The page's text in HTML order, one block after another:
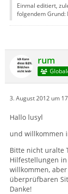
Einmal editiert,
folgendem Grund:
rum
3. August 2012 um
Hallo lusyl
und willkommen
Bitte nicht uralte
Hilfestellungen
willkommen,
überprüfbaren
Danke!